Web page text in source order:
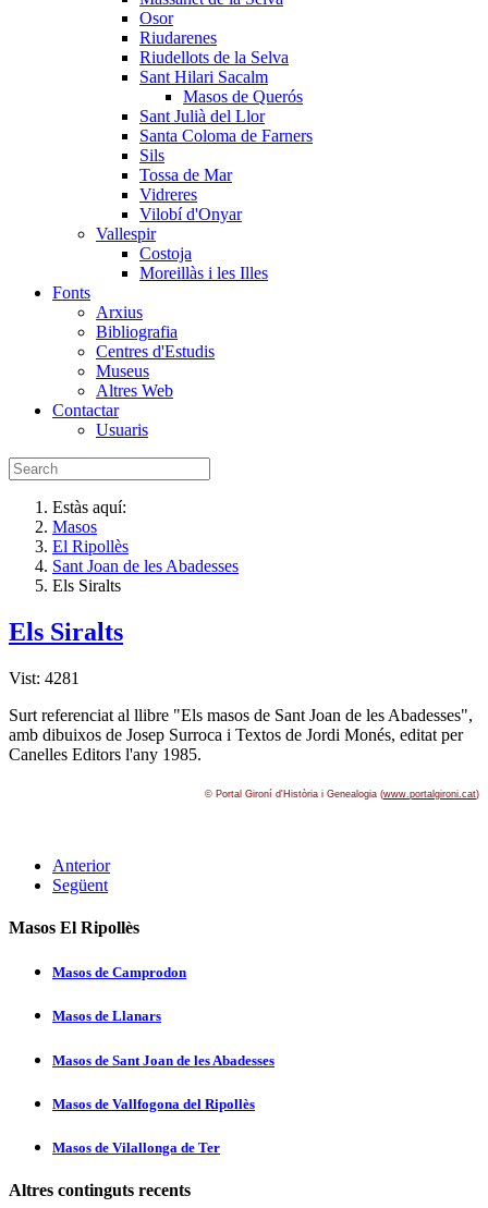
Osor
Riudarenes
Riudellots de la Selva
Sant Hilari Sacalm
Masos de Querós
Sant Julià del Llor
Santa Coloma de Farners
Sils
Tossa de Mar
Vidreres
Vilobí d'Onyar
Vallespir
Costoja
Moreillàs i les Illes
Fonts
Arxius
Bibliografia
Centres d'Estudis
Museus
Altres Web
Contactar
Usuaris
Estàs aquí:
Masos
El Ripollès
Sant Joan de les Abadesses
Els Siralts
Els Siralts
Vist: 4281
Surt referenciat al llibre "Els masos de Sant Joan de les Abadesses",
amb dibuixos de Josep Surroca i Textos de Jordi Monés, editat per
Canelles Editors l'any 1985.
© Portal Gironí­ d'Història i Genealogia (www.portalgironi.cat)
Anterior
Següent
Masos El Ripollès
Masos de Camprodon
Masos de Llanars
Masos de Sant Joan de les Abadesses
Masos de Vallfogona del Ripollès
Masos de Vilallonga de Ter
Altres continguts recents